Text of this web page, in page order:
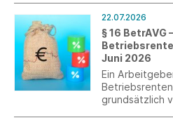
22.07.2026
§ 16 BetrAVG
Juni 2026
Ein
grundsätzlich